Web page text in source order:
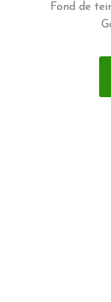
Fond de